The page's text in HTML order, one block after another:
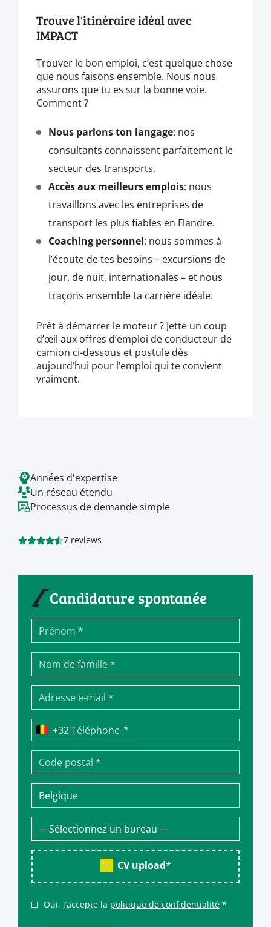
Trouve l'itinéraire idéal avec
IMPACT
Trouver le bon emploi, c’est quelque chose
que nous faisons ensemble. Nous nous
assurons que tu es sur la bonne voie.
Comment ?
Nous parlons ton langage: nos
consultants connaissent parfaitement le
secteur des transports.
Accès aux meilleurs emplois: nous
travaillons avec les entreprises de
transport les plus fiables en Flandre.
Coaching personnel: nous sommes à
l’écoute de tes besoins – excursions de
jour, de nuit, internationales – et nous
traçons ensemble ta carrière idéale.
Prêt à démarrer le moteur ? Jette un coup
d’œil aux offres d’emploi de conducteur de
camion ci-dessous et postule dès
aujourd’hui pour l’emploi qui te convient
vraiment.
Candidature spontanée
Téléphone *
CV upload*
Oui, j’accepte la politique de confidentialité *
Années d'expertise
Un réseau étendu
Processus de demande simple
7 reviews